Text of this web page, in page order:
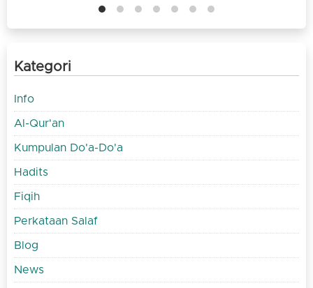
Kategori
Info
Al-Qur'an
Kumpulan Do'a-Do'a
Hadits
Fiqih
Perkataan Salaf
Blog
News